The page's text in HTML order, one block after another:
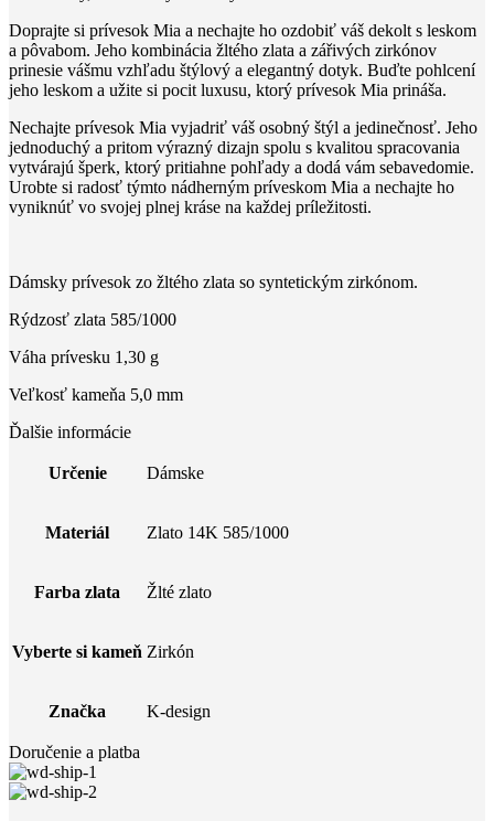
Doprajte si prívesok Mia a nechajte ho ozdobiť váš dekolt s leskom
a pôvabom. Jeho kombinácia žltého zlata a zářivých zirkónov
prinesie vášmu vzhľadu štýlový a elegantný dotyk. Buďte pohlcení
jeho leskom a užite si pocit luxusu, ktorý prívesok Mia prináša.
Nechajte prívesok Mia vyjadriť váš osobný štýl a jedinečnosť. Jeho
jednoduchý a pritom výrazný dizajn spolu s kvalitou spracovania
vytvárajú šperk, ktorý pritiahne pohľady a dodá vám sebavedomie.
Urobte si radosť týmto nádherným príveskom Mia a nechajte ho
vyniknúť vo svojej plnej kráse na každej príležitosti.
Dámsky prívesok zo žltého zlata so syntetickým zirkónom.
Rýdzosť zlata 585/1000
Váha prívesku 1,30 g
Veľkosť kameňa 5,0 mm
Ďalšie informácie
Určenie Dámske
Materiál Zlato 14K 585/1000
Farba zlata Žlté zlato
Vyberte si kameň Zirkón
Značka K-design
Doručenie a platba